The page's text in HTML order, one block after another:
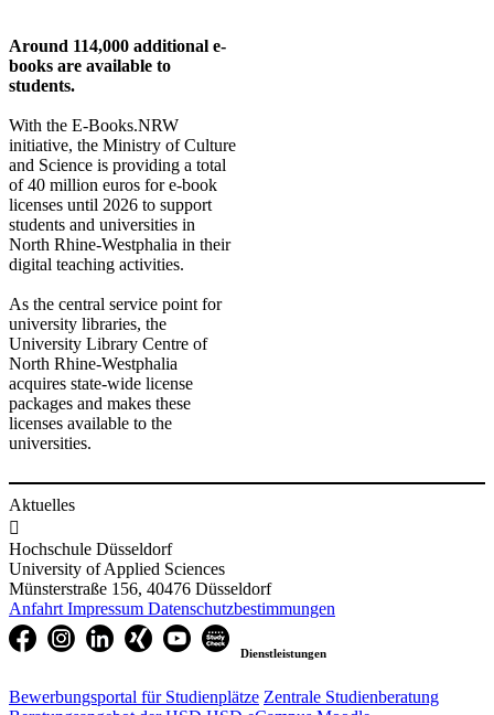
Around 114,000 additional e-
books are available to
students.
With the E-Books.NRW
initiative, the Ministry of Culture
and Science is providing a total
of 40 million euros for e-book
licenses until 2026 to support
students and universities in
North Rhine-Westphalia in their
digital teaching activities.
As the central service point for
university libraries, the
University Library Centre of
North Rhine-Westphalia
acquires state-wide license
packages and makes these
licenses available to the
universities.
Aktuelles

Hochschule Düsseldorf
University of Applied Sciences
Münsterstraße 156, 40476 Düsseldorf
Anfahrt Impressum Datenschutzbestimmungen
Dienstleistungen
Bewerbungsportal für Studienplätze Zentrale Studienberatung